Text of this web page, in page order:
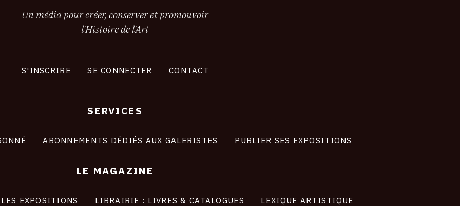
Un média pour créer, conserver et promouvoir
l'Histoire de l'Art
S'INSCRIRE SE CONNECTER CONTACT
SERVICES
ABONNEMENTS DÉDIÉS AUX GALERISTES PUBLIER SES EXPOSITIONS
LE MAGAZINE
LES EXPOSITIONS LIBRAIRIE : LIVRES & CATALOGUES
LEXIQUE ARTISTIQUE